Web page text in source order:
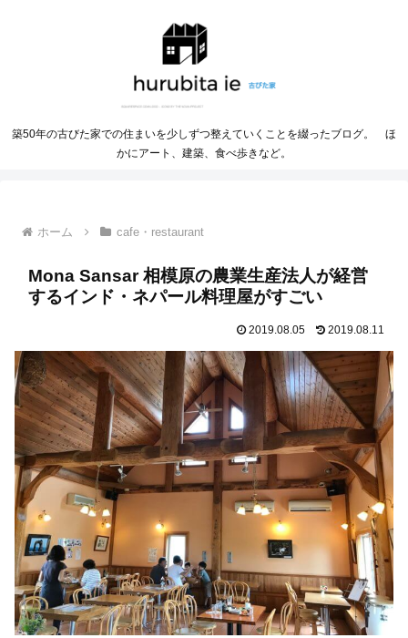
築50年の古びた家での住まいを少しずつ整えていくことを綴ったブログ。 ほ
かにアート、建築、食べ歩きなど。
ホーム cafe・restaurant
Mona Sansar 相模原の農業生産法人が経営
するインド・ネパール料理屋がすごい
2019.08.05 2019.08.11